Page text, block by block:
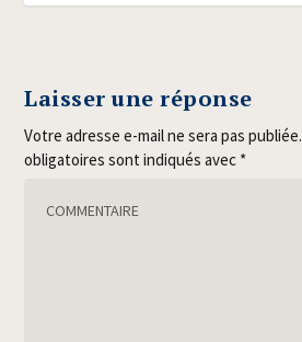
Laisser une réponse
Votre adresse e-mail ne sera pas publiée.
obligatoires sont indiqués avec *